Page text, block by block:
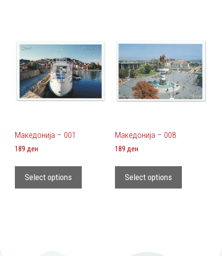
Македонија – 001
189 ден
Select options
Македонија – 008
189 ден
Select options